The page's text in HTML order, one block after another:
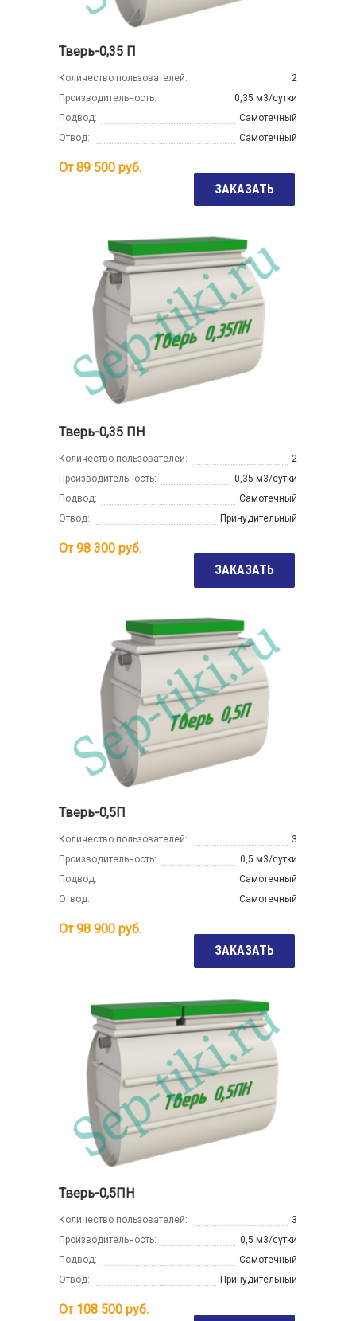
Тверь-0,35 П
Количество пользователей:
2
Производительность:
0,35 м3/сутки
Подвод:
Самотечный
Отвод:
Самотечный
От89 500 руб.
ЗАКАЗАТЬ
Тверь-0,35 ПН
Количество пользователей:
2
Производительность:
0,35 м3/сутки
Подвод:
Самотечный
Отвод:
Принудительный
От98 300 руб.
ЗАКАЗАТЬ
Тверь-0,5П
Количество пользователей:
3
Производительность:
0,5 м3/сутки
Подвод:
Самотечный
Отвод:
Самотечный
От98 900 руб.
ЗАКАЗАТЬ
Тверь-0,5ПН
Количество пользователей:
3
Производительность:
0,5 м3/сутки
Подвод:
Самотечный
Отвод:
Принудительный
От 108 500 руб.